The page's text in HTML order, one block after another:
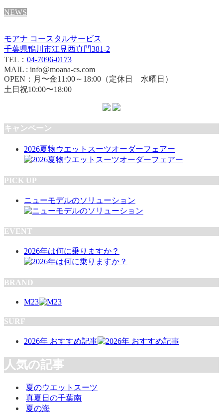
NEWS
モアナ コースタルサービス
千葉県鴨川市江見西真門381-2
TEL： 04-7096-0173
MAIL : info@moana-cs.com
OPEN：月〜金11:00～18:00（定休日 水曜日）
土日祝10:00〜18:00
キャンペーン
2026夏物ウエットスーツオーダーフェアー
PICK UP
ニューモデルのソリューション
EVENT
2026年は何に乗りますか？
BRAND
M23
SURF
2026年 おすすめ記事
人気の記事
夏のウエットスーツ
真夏日の千葉南
夏の海